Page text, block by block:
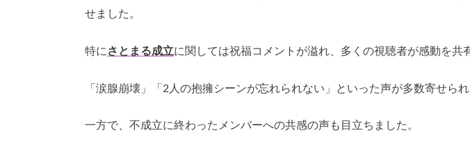
せました。
特に さとまる成立に関しては祝福コメントが溢れ、多くの視聴者が感動を共
「涙腺崩壊」「2人の抱擁シーンが忘れられない」といった声が多数寄せられ
一方で、不成立に終わったメンバーへの共感の声も目立ちました。